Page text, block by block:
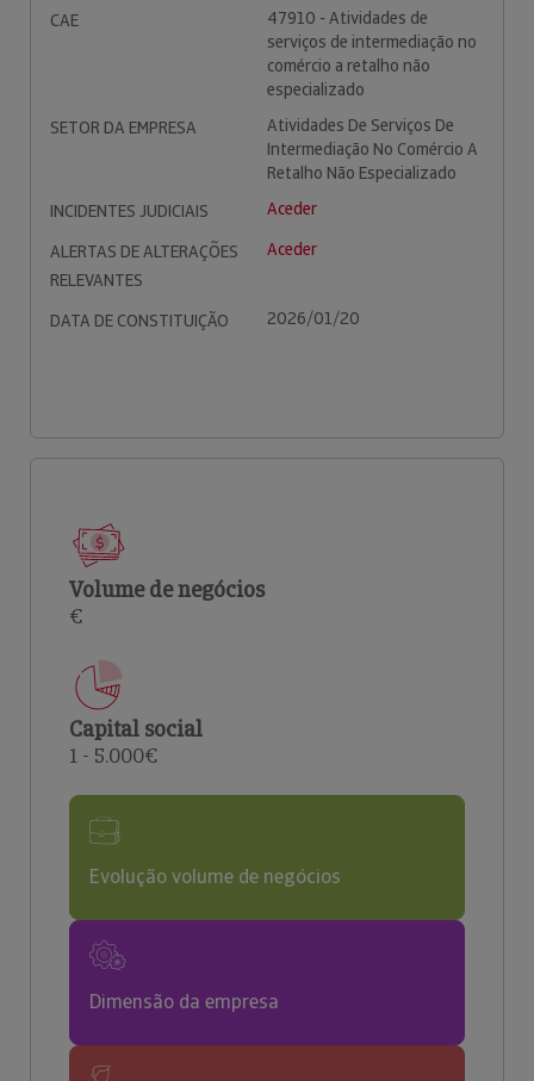
CAE
47910 - Atividades de
serviços de intermediação no
comércio a retalho não
especializado
SETOR DA EMPRESA
Atividades De Serviços De
Intermediação No Comércio A
Retalho Não Especializado
INCIDENTES JUDICIAIS
Aceder
ALERTAS DE ALTERAÇÕES
RELEVANTES
Aceder
DATA DE CONSTITUIÇÃO 2026/01/20
Volume de negócios
€
Capital social
1 - 5.000€
Evolução volume de negócios
Dimensão da empresa